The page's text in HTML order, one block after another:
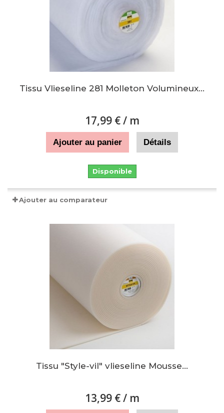
Tissu Vlieseline 281 Molleton Volumineux...
17,99 €/ m
Ajouter au panier Détails
Disponible
Ajouter au comparateur
Tissu "Style-vil" vlieseline Mousse...
13,99 €/ m